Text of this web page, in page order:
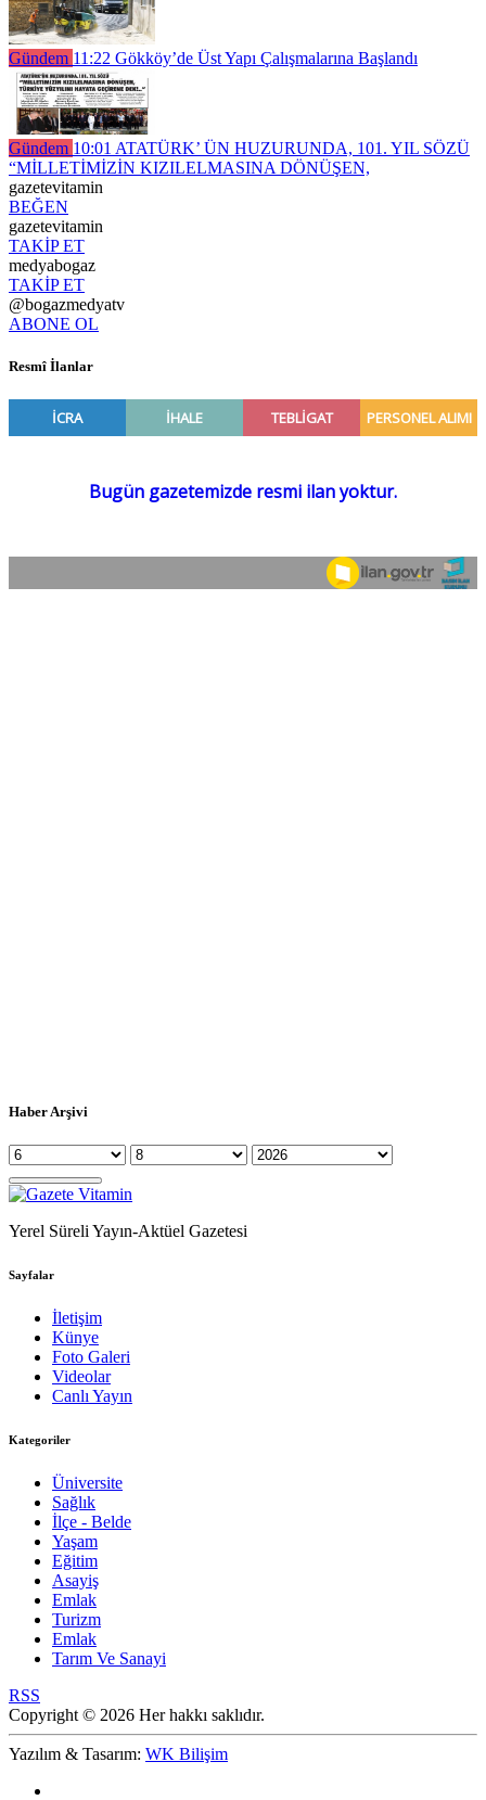
Gündem 11:22 Gökköy’de Üst Yapı Çalışmalarına Başlandı
Gündem 10:01 ATATÜRK’ ÜN HUZURUNDA, 101. YIL SÖZÜ
“MİLLETİMİZİN KIZILELMASINA DÖNÜŞEN,
gazetevitamin
BEĞEN
gazetevitamin
TAKİP ET
medyabogaz
TAKİP ET
@bogazmedyatv
ABONE OL
Resmî İlanlar
Haber Arşivi
Yerel Süreli Yayın-Aktüel Gazetesi
Sayfalar
İletişim
Künye
Foto Galeri
Videolar
Canlı Yayın
Kategoriler
Üniversite
Sağlık
İlçe - Belde
Yaşam
Eğitim
Asayiş
Emlak
Turizm
Emlak
Tarım Ve Sanayi
RSS
Copyright © 2026 Her hakkı saklıdır.
Yazılım & Tasarım: WK Bilişim